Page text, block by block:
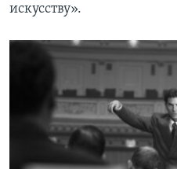
искусству».